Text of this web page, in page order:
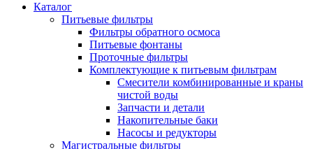
Каталог
Питьевые фильтры
Фильтры обратного осмоса
Питьевые фонтаны
Проточные фильтры
Комплектующие к питьевым фильтрам
Смесители комбинированные и краны
чистой воды
Запчасти и детали
Накопительные баки
Насосы и редукторы
Магистральные фильтры